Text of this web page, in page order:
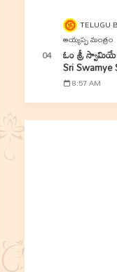
TELUGU
అయ్యప్ప మంత్రం
ఓం శ్రీ స్వామియే
Sri Swamye
8:57 AM